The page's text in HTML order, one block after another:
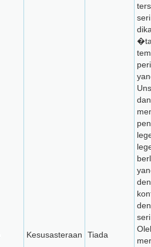
Kesusasteraan Tiada